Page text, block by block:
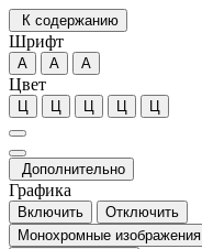
К содержанию
Шрифт
А А А
Цвет
Ц Ц Ц Ц Ц
Дополнительно
Графика
Включить
Отключить
Монохромные изображения